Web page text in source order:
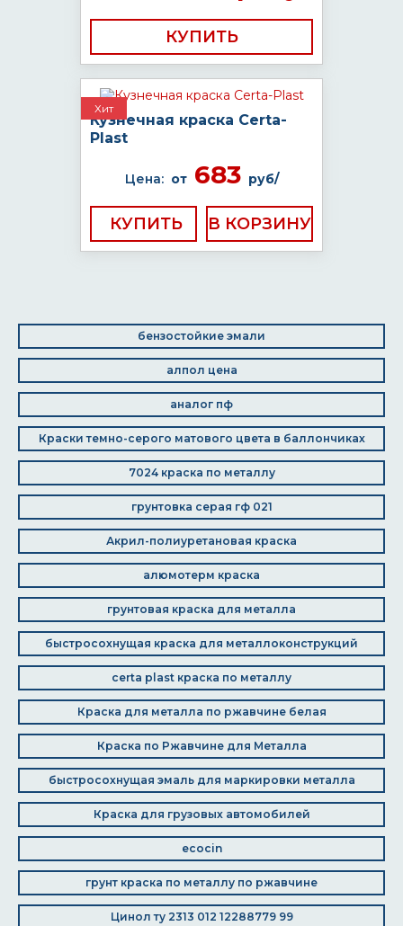
КУПИТЬ
Хит
Кузнечная краска Certa-
Plast
Цена: от683 руб/
КУПИТЬ
бензостойкие эмали
алпол цена
аналог пф
Краски темно-серого матового цвета в баллончиках
7024 краска по металлу
грунтовка серая гф 021
Акрил-полиуретановая краска
алюмотерм краска
грунтовая краска для металла
быстросохнущая краска для металлоконструкций
certa plast краска по металлу
Краска для металла по ржавчине белая
Краска по Ржавчине для Металла
быстросохнущая эмаль для маркировки металла
Краска для грузовых автомобилей
ecocin
грунт краска по металлу по ржавчине
Цинол ту 2313 012 12288779 99